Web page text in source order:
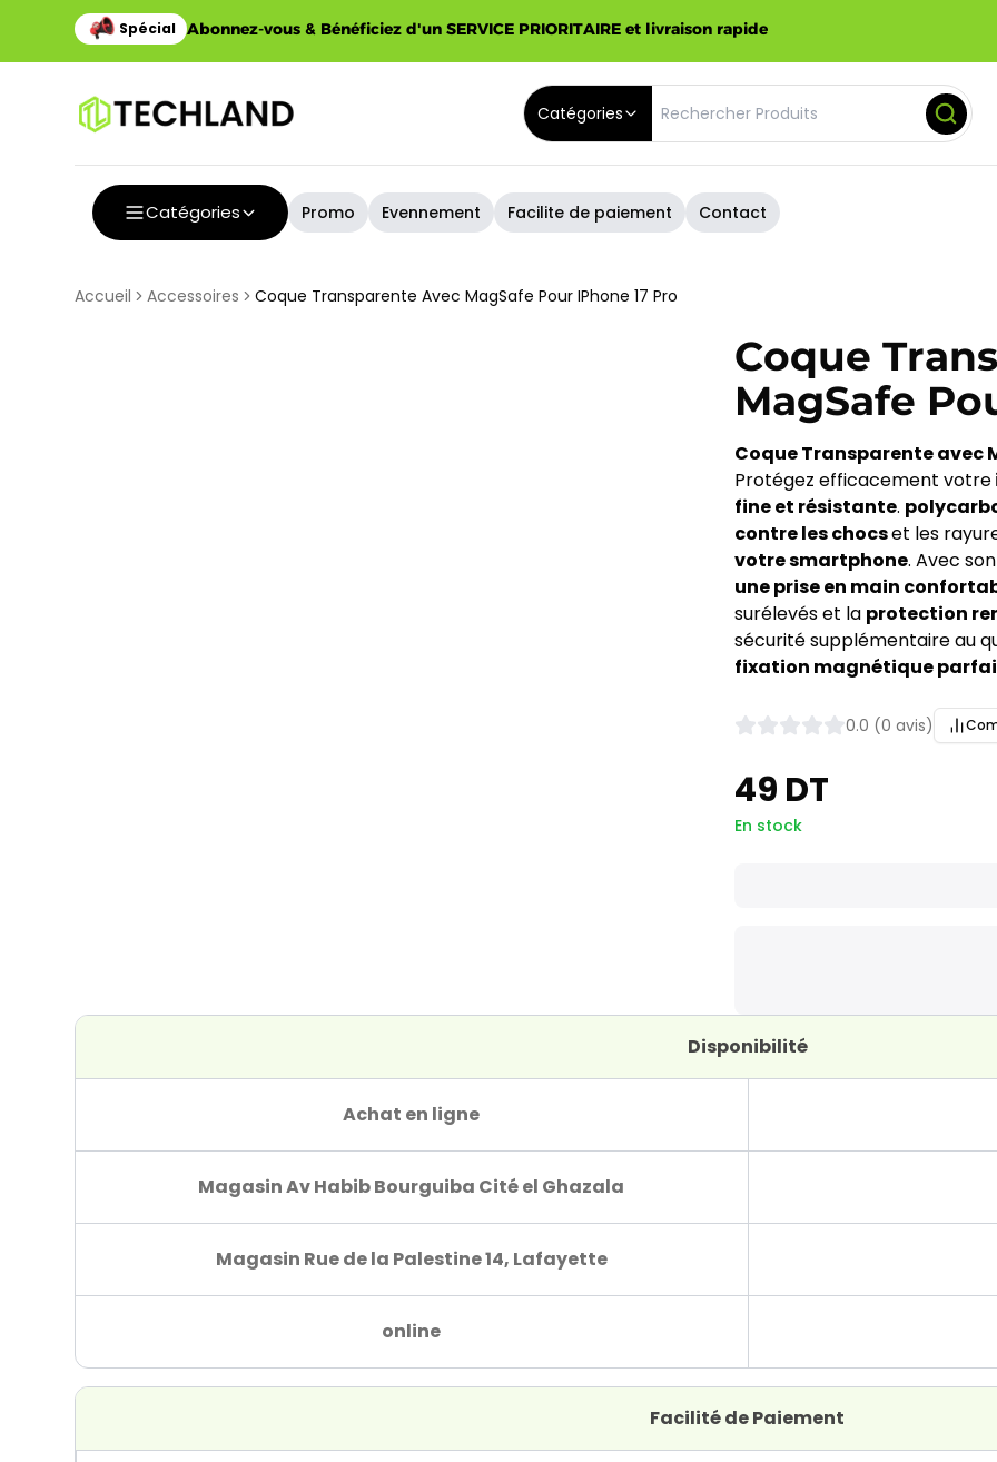
Abonnez-vous & Bénéficiez d'un SERVICE PRIORITAIRE et livraison rapide
Catégories
Catégories Promo Evennement Facilite de paiement Contact
Accueil Accessoires Coque Transparente Avec MagSafe Pour IPhone 17 Pro
Coque
MagSafe
Coque Transparente avec
Protégez efficacement votre
fine et résistante.
contre les chocset les
votre smartphone. Avec son
une prise en main
surélevés et la protection
sécurité supplémentaire au
fixation magnétique
0.0 (0 avis)
49 DT
En stock
Disponibilité
Achat en ligne
Magasin Av Habib Bourguiba Cité el Ghazala
Magasin Rue de la Palestine 14, Lafayette
online
Facilité de Paiement